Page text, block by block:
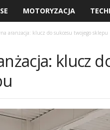
MOTORYZACJA
aranżacja: klucz do sukcesu twojego sklepu
klucz